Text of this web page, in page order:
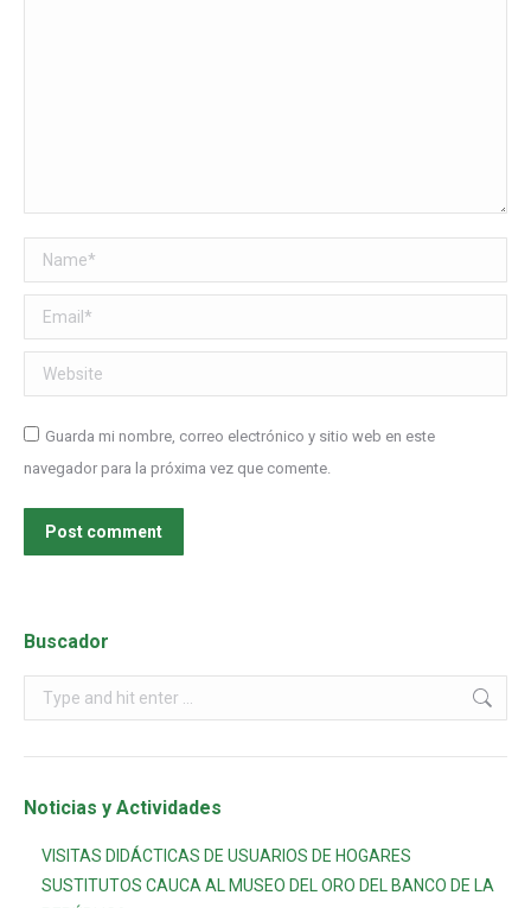
Name *
Email *
Website
Guarda mi nombre, correo electrónico y sitio web en este
navegador para la próxima vez que comente.
Post comment
Buscador
Noticias y Actividades
VISITAS DIDÁCTICAS DE USUARIOS DE HOGARES
SUSTITUTOS CAUCA AL MUSEO DEL ORO DEL BANCO DE LA